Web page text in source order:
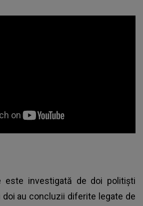
este investigată de doi politişti
au concluzii diferite legate de